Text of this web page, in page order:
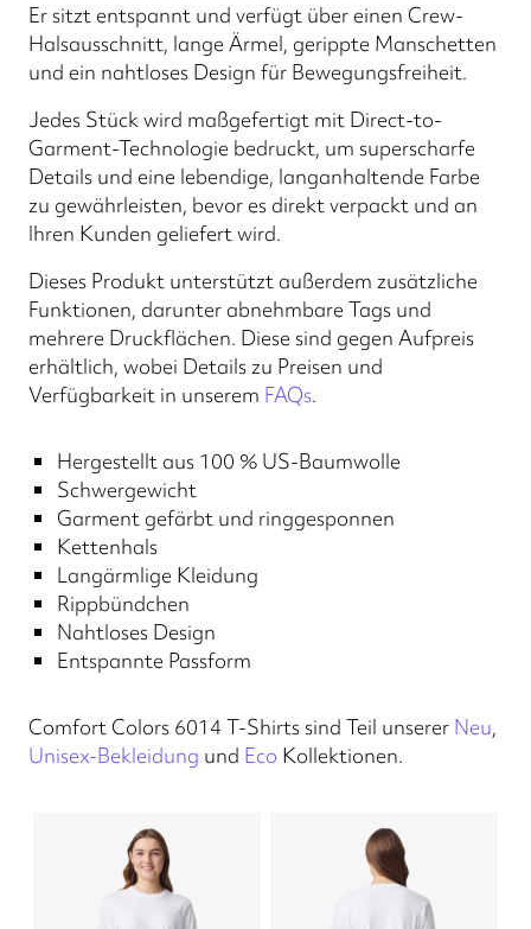
Er sitzt entspannt und verfügt über einen Crew-
Halsausschnitt, lange Ärmel, gerippte Manschetten
und ein nahtloses Design für Bewegungsfreiheit.
Jedes Stück wird maßgefertigt mit Direct-to-
Garment-Technologie bedruckt, um superscharfe
Details und eine lebendige, langanhaltende Farbe
zu gewährleisten, bevor es direkt verpackt und an
Ihren Kunden geliefert wird.
Dieses Produkt unterstützt außerdem zusätzliche
Funktionen, darunter abnehmbare Tags und
mehrere Druckflächen. Diese sind gegen Aufpreis
erhältlich, wobei Details zu Preisen und
Verfügbarkeit in unserem FAQs.
Hergestellt aus 100 % US-Baumwolle
Schwergewicht
Garment gefärbt und ringgesponnen
Kettenhals
Langärmlige Kleidung
Rippbündchen
Nahtloses Design
Entspannte Passform
Comfort Colors 6014 T-Shirts sind Teil unserer Neu,
Unisex-Bekleidung und Eco Kollektionen.